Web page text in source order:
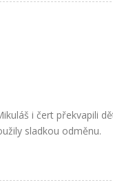
i čert překvapili
sladkou odměnu.